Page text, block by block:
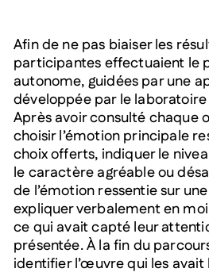
Afin de ne pas biaiser les
participantes effectuaient le
autonome, guidées par une
développée par le
Après avoir consulté chaque
choisir l’émotion principale
choix offerts, indiquer le
le caractère agréable ou
de l’émotion ressentie sur
expliquer verbalement en
ce qui avait capté leur
présentée. À la fin du
identifier l’œuvre qui les